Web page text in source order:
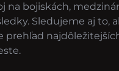
na bojiskách,
Sledujeme aj to,
prehľad